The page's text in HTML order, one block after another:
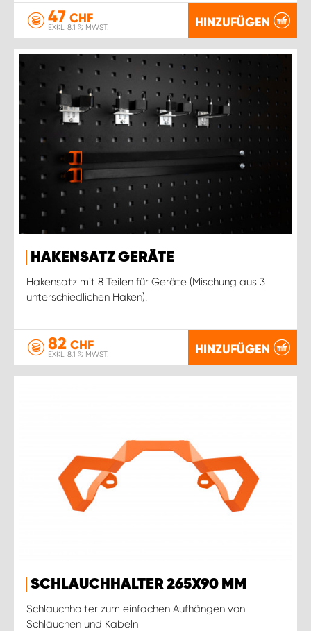
47 CHF
EXKL. 8.1 % MWST. HINZUFÜGEN
HAKENSATZ GERÄTE
Hakensatz mit 8 Teilen für Geräte (Mischung aus 3
unterschiedlichen Haken).
82 CHF
EXKL. 8.1 % MWST. HINZUFÜGEN
SCHLAUCHHALTER 265X90 MM
Schlauchhalter zum einfachen Aufhängen von
Schläuchen und Kabeln